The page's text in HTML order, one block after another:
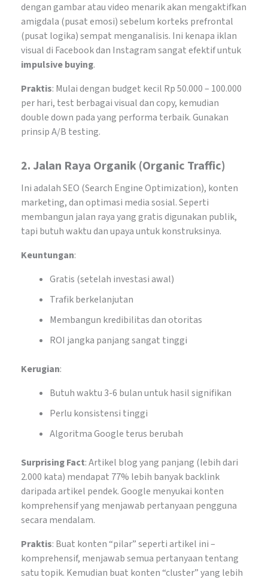
dengan gambar atau video menarik akan mengaktifkan
amigdala (pusat emosi) sebelum korteks prefrontal
(pusat logika) sempat menganalisis. Ini kenapa iklan
visual di Facebook dan Instagram sangat efektif untuk
impulsive buying.
Praktis: Mulai dengan budget kecil Rp 50.000 – 100.000
per hari, test berbagai visual dan copy, kemudian
double down pada yang performa terbaik. Gunakan
prinsip A/B testing.
2. Jalan Raya Organik (Organic Traffic)
Ini adalah SEO (Search Engine Optimization), konten
marketing, dan optimasi media sosial. Seperti
membangun jalan raya yang gratis digunakan publik,
tapi butuh waktu dan upaya untuk konstruksinya.
Keuntungan:
Gratis (setelah investasi awal)
Trafik berkelanjutan
Membangun kredibilitas dan otoritas
ROI jangka panjang sangat tinggi
Kerugian:
Butuh waktu 3-6 bulan untuk hasil signifikan
Perlu konsistensi tinggi
Algoritma Google terus berubah
Surprising Fact: Artikel blog yang panjang (lebih dari
2.000 kata) mendapat 77% lebih banyak backlink
daripada artikel pendek. Google menyukai konten
komprehensif yang menjawab pertanyaan pengguna
secara mendalam.
Praktis: Buat konten “pilar” seperti artikel ini –
komprehensif, menjawab semua pertanyaan tentang
satu topik. Kemudian buat konten “cluster” yang lebih